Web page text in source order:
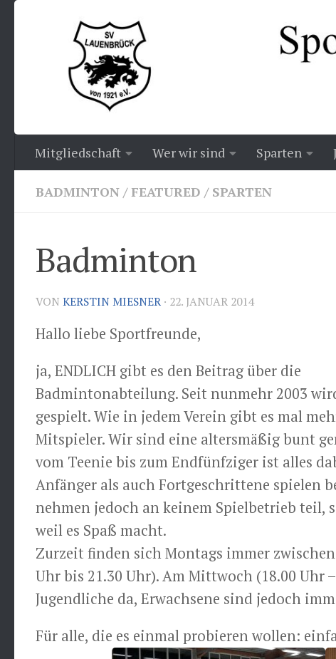
Zum Inhalt springen
Mitgliedschaft Wer wir sind Sparten
BADMINTON / FEATURED / SPARTEN
Badminton
VON KERSTIN MIESNER · 22. JANUAR 2014
Hallo liebe Sportfreunde,
ja, ENDLICH gibt es den Beitrag über die
Badmintonabteilung. Seit nunmehr 2003
gespielt. Wie in jedem Verein gibt es mal
Mitspieler. Wir sind eine altersmäßig bunt
vom Teenie bis zum Endfünfziger ist alles
Anfänger als auch Fortgeschrittene spielen
nehmen jedoch an keinem Spielbetrieb teil,
weil es Spaß macht.
Zurzeit finden sich Montags immer
Uhr bis 21.30 Uhr). Am Mittwoch (18.00 Uhr
Jugendliche da, Erwachsene sind jedoch
Für alle, die es einmal probieren wollen: